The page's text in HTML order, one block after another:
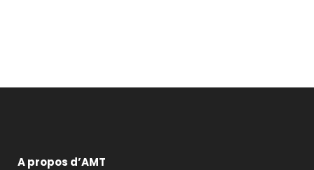
A propos d’AMT